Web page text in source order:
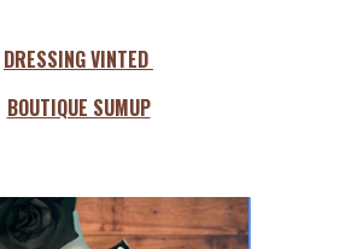
DRESSING VINTED
BOUTIQUE SUMUP